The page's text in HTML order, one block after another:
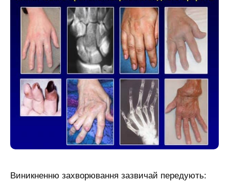
Виникненню захворювання зазвичай передують: